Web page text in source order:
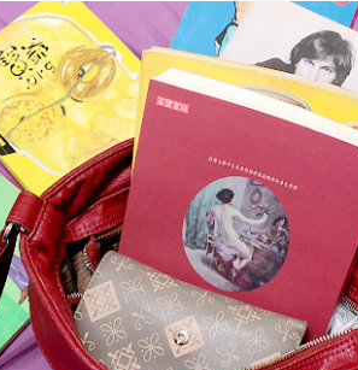
SONY Xperia 1 VI 開箱! 相機實測! 長
14 Ultra 開箱 評測~ 有深度的 Leica
TWS 3e 真無線藍牙耳機智慧降噪升級
Claw 掌機專屬配件包 來囉 完美保護 MSI
旗艦 vivo V30 系列 開箱 評測! 首搭蔡司
願望一次滿足 超強散熱 微星 MSI Claw
完美對位 擁有超強吸力與超好用的隱磁
哈蘇 300mm 專業增距鏡實測：Find
edge 70 pro 及 moto g37 power上
千元的 Soundcore Liberty 5 Pro Max，
Pad 全面應援 Me Time，加碼愛奇藝